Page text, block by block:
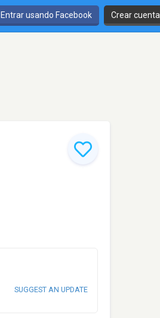
Entrar usando Facebook Crear cuenta
SUGGEST AN UPDATE